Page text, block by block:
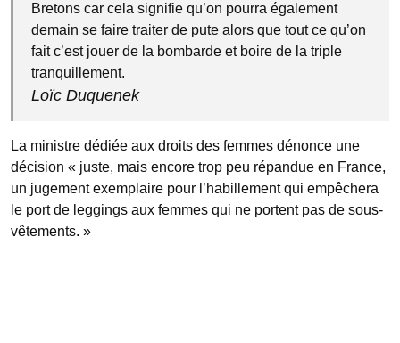
Bretons car cela signifie qu’on pourra également
demain se faire traiter de pute alors que tout ce qu’on
fait c’est jouer de la bombarde et boire de la triple
tranquillement.
Loïc Duquenek
La ministre dédiée aux droits des femmes dénonce une
décision « juste, mais encore trop peu répandue en France,
un jugement exemplaire pour l’habillement qui empêchera
le port de leggings aux femmes qui ne portent pas de sous-
vêtements. »